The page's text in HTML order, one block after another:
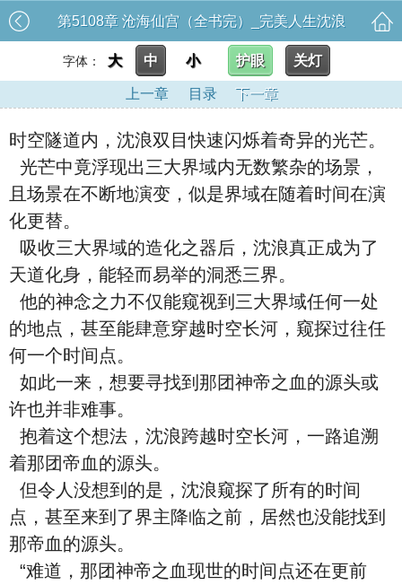
第5108章 沧海仙宫（全书完）_完美人生沈浪
字体： 大 中 小 护眼 关灯
上一章 目录 下一章
时空隧道内，沈浪双目快速闪烁着奇异的光芒。
光芒中竟浮现出三大界域内无数繁杂的场景，
且场景在不断地演变，似是界域在随着时间在演
化更替。
吸收三大界域的造化之器后，沈浪真正成为了
天道化身，能轻而易举的洞悉三界。
他的神念之力不仅能窥视到三大界域任何一处
的地点，甚至能肆意穿越时空长河，窥探过往任
何一个时间点。
如此一来，想要寻找到那团神帝之血的源头或
许也并非难事。
抱着这个想法，沈浪跨越时空长河，一路追溯
着那团帝血的源头。
但令人没想到的是，沈浪窥探了所有的时间
点，甚至来到了界主降临之前，居然也没能找到
那帝血的源头。
“难道，那团神帝之血现世的时间点还在更前